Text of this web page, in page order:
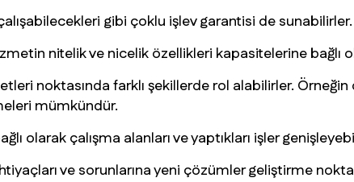
gibi çoklu işlev garantisi de sunabilirler.
nitelik ve nicelik özellikleri kapasitelerine bağlı
noktasında farklı şekillerde rol alabilirler.
mümkündür.
olarak çalışma alanları ve yaptıkları işler
ve sorunlarına yeni çözümler geliştirme